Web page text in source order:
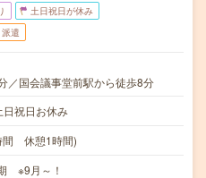
土日祝日が休み
派遣
／国会議事堂前駅から徒歩8分
祝日お休み
間 休憩1時間)
※9月～！